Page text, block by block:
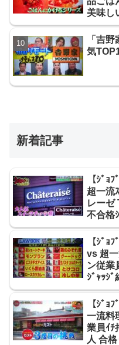
美味し
「吉
気
新着記事
【ｼﾞｮ
超一流
レーゼ
不合格
【ｼﾞｮ
vs 超
ン従業
ｼﾞｬｯｼ
【ｼﾞｮ
一流料
業員ｲﾁ
人 合